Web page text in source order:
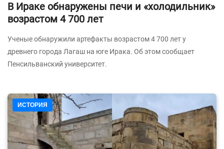
В Ираке обнаружены печи и «холодильник»
возрастом 4 700 лет
Ученые обнаружили артефакты возрастом 4 700 лет у
древнего города Лагаш на юге Ирака. Об этом сообщает
Пенсильванский университет.
ИСТОРИЯ